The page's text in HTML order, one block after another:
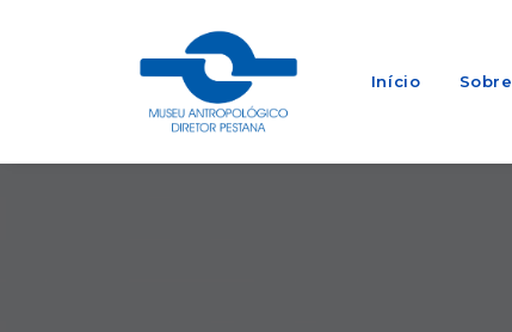
Início Sobre